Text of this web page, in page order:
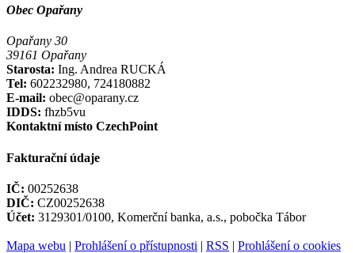
Obec Opařany
Opařany 30
39161 Opařany
Starosta: Ing. Andrea RUCKÁ
Tel: 602232980, 724180882
E-mail: obec@oparany.cz
IDDS: fhzb5vu
Kontaktní místo CzechPoint
Fakturační údaje
IČ: 00252638
DIČ: CZ00252638
Účet: 3129301/0100, Komerční banka, a.s., pobočka Tábor
Mapa webu | Prohlášení o přístupnosti | RSS | Prohlášení o cookies